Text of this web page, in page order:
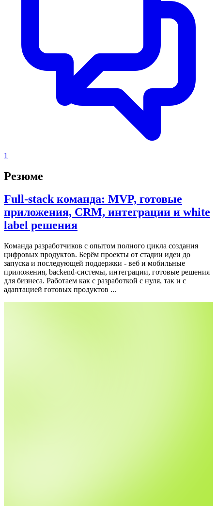
1
Резюме
Full-stack команда: MVP, готовые
приложения, CRM, интеграции и white
label решения
Команда разработчиков с опытом полного цикла создания
цифровых продуктов. Берём проекты от стадии идеи до
запуска и последующей поддержки - веб и мобильные
приложения, backend-системы, интеграции, готовые решения
для бизнеса. Работаем как с разработкой с нуля, так и с
адаптацией готовых продуктов ...